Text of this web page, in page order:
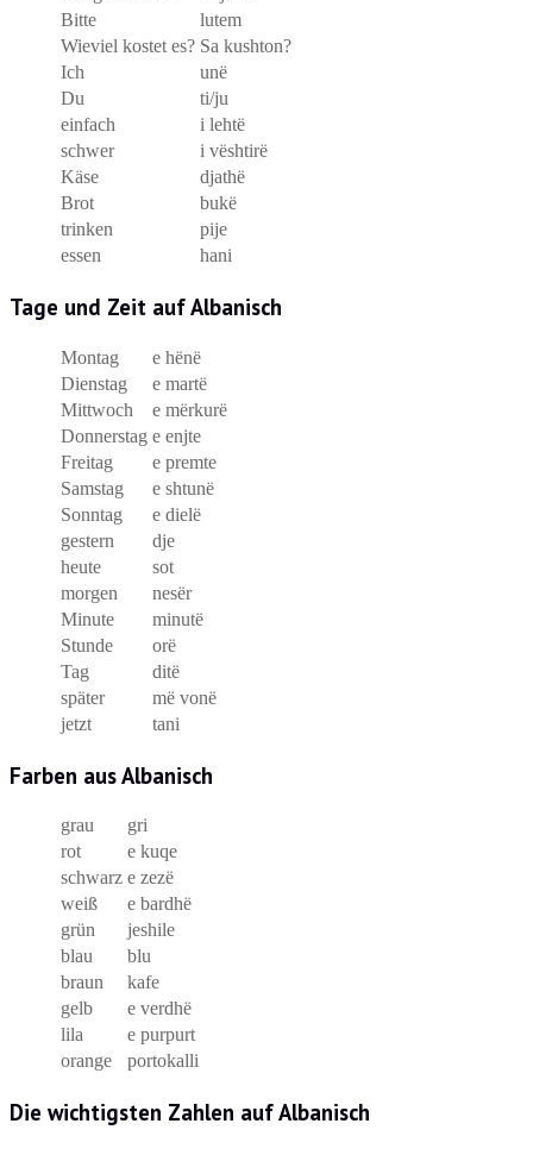
Bitte
lutem
Wieviel kostet es? Sa kushton?
Ich
unë
Du
ti/ju
einfach
i lehtë
schwer
i vështirë
Käse
djathë
Brot
bukë
trinken
pije
essen
hani
Tage und Zeit auf Albanisch
Montag
e hënë
Dienstag
e martë
Mittwoch
e mërkurë
Donnerstag e enjte
Freitag
e premte
Samstag
e shtunë
Sonntag
e dielë
gestern
dje
heute
sot
morgen
nesër
Minute
minutë
Stunde
orë
Tag
ditë
später
më vonë
jetzt
tani
Farben aus Albanisch
grau
gri
rot
e kuqe
schwarz e zezë
weiß
e bardhë
grün
jeshile
blau
blu
braun
kafe
gelb
e verdhë
lila
e purpurt
orange
portokalli
Die wichtigsten Zahlen auf Albanisch